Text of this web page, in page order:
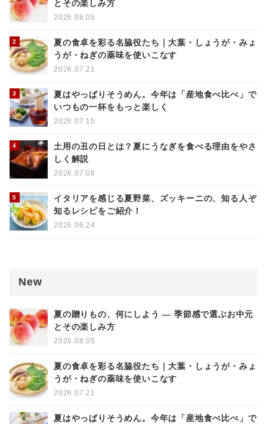
とその楽しみ方
2026.08.05
夏の食卓を彩る名脇役たち｜大葉・しょうが・みょ
うが・ねぎの薬味を使いこなす
2026.07.21
夏はやっぱりそうめん。今年は「産地食べ比べ」で
いつもの一杯をもっと楽しく
2026.07.15
土用の丑の日とは？夏にうなぎを食べる理由をやさ
しく解説
2026.07.08
イタリアを感じる夏野菜、ズッキーニの、知る人ぞ
知るレシピをご紹介！
2026.06.24
New
夏の贈りもの、何にしよう ― 季節感で選ぶお中元
とその楽しみ方
2026.08.05
夏の食卓を彩る名脇役たち｜大葉・しょうが・みょ
うが・ねぎの薬味を使いこなす
2026.07.21
夏はやっぱりそうめん。今年は「産地食べ比べ」で